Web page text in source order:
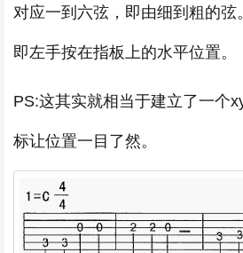
对应一到六弦，即由细到粗的弦
即左手按在指板上的水平位置。
PS:这其实就相当于建立了一个
标让位置一目了然。